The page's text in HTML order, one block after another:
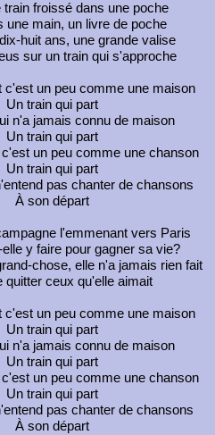
train froissé dans une poche
une main, un livre de poche
huit ans, une grande valise
sur un train qui s'approche
c'est un peu comme une maison
Un train qui part
n'a jamais connu de maison
Un train qui part
un peu comme une chanson
Un train qui part
pas chanter de chansons
À son départ
l'emmenant vers Paris
y faire pour gagner sa vie?
chose, elle n'a jamais rien fait
quitter ceux qu'elle aimait
c'est un peu comme une maison
Un train qui part
n'a jamais connu de maison
Un train qui part
un peu comme une chanson
Un train qui part
pas chanter de chansons
À son départ